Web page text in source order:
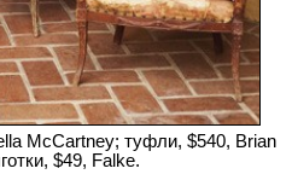
McCartney; туфли, $540, Brian
$49, Falke.